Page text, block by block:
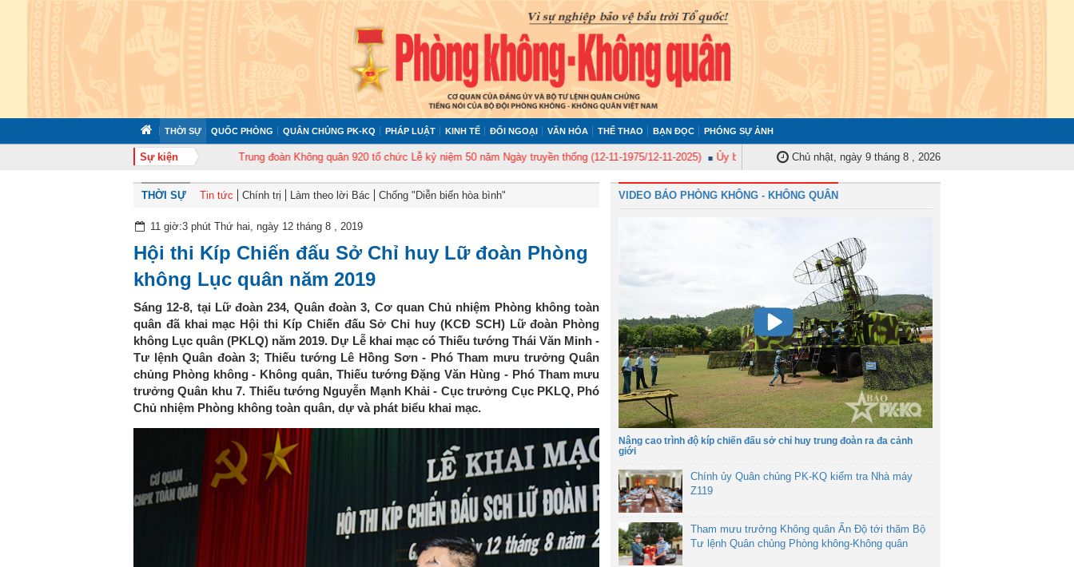
THỜI SỰ QUỐC PHÒNG QUÂN CHỦNG PK-KQ PHÁP LUẬT KINH TẾ ĐỐI NGOẠI VĂN HÓA THỂ THAO BẠN ĐỌC PHÓNG SỰ ẢNH
Sự kiện
tổ chức tập huấn cán bộ năm 2026 Trung đoàn Không quân 920 tổ chức Lễ kỷ niệm 50 năm Ngày truyền thống (12-11-1975/12-11-2025) Ủy ban Kiểm tra Quân ủy Trung ương tập huấn nghiệp vụ công tác kiểm tra, giám
Chủ nhật, ngày 9 tháng 8 , 2026
THỜI SỰ Tin tức Chính trị Làm theo lời Bác Chống "Diễn biến hòa bình"
11 giờ:3 phút Thứ hai, ngày 12 tháng 8 , 2019
Hội thi Kíp Chiến đấu Sở Chỉ huy Lữ đoàn Phòng
không Lục quân năm 2019
Sáng 12-8, tại Lữ đoàn 234, Quân đoàn 3, Cơ quan Chủ nhiệm Phòng không toàn
quân đã khai mạc Hội thi Kíp Chiến đấu Sở Chỉ huy (KCĐ SCH) Lữ đoàn Phòng
không Lục quân (PKLQ) năm 2019. Dự Lễ khai mạc có Thiếu tướng Thái Văn Minh -
Tư lệnh Quân đoàn 3; Thiếu tướng Lê Hồng Sơn - Phó Tham mưu trưởng Quân
chủng Phòng không - Không quân, Thiếu tướng Đặng Văn Hùng - Phó Tham mưu
trưởng Quân khu 7. Thiếu tướng Nguyễn Mạnh Khải - Cục trưởng Cục PKLQ, Phó
Chủ nhiệm Phòng không toàn quân, dự và phát biểu khai mạc.
VIDEO BÁO PHÒNG KHÔNG - KHÔNG QUÂN
Nâng cao trình độ kíp chiến đấu sở chỉ huy trung đoàn ra đa cảnh
giới
Chính ủy Quân chủng PK-KQ kiểm tra Nhà máy
Z119
Tham mưu trưởng Không quân Ấn Độ tới thăm Bộ
Tư lệnh Quân chủng Phòng không-Không quân